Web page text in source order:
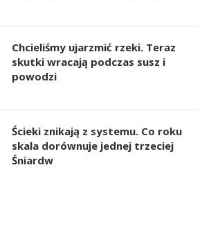
Chcieliśmy ujarzmić rzeki. Teraz
skutki wracają podczas susz i
powodzi
Ścieki znikają z systemu. Co roku
skala dorównuje jednej trzeciej
Śniardw